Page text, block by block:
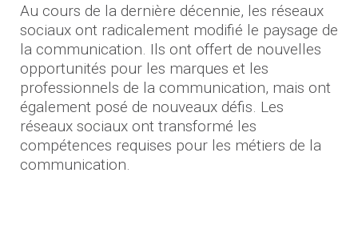
Au cours de la dernière décennie, les réseaux
sociaux ont radicalement modifié le paysage de
la communication. Ils ont offert de nouvelles
opportunités pour les marques et les
professionnels de la communication, mais ont
également posé de nouveaux défis. Les
réseaux sociaux ont transformé les
compétences requises pour les métiers de la
communication.